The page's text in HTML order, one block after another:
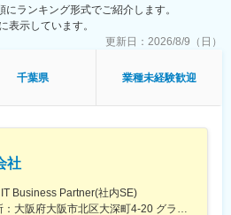
おります）
直行直帰型の勤務となりますが、各エリ
フィスがあるため、会議等やオフィスワ
％（2025年度）
し」取得
件あり・入社から7年間まで適用）
いくため、無理な提案や、飛び込み営業
開業医からのお問い合わせや既存のお客様
識・製薬企業としての倫理)が月に1度実
が可能な環境です。
ら始めていくため業界未経験の方でも安
ランキング形式でご紹介します。
表示しています。
更新日： 2026/8/9（日）
千葉県 業種未経験歓迎
社
Business Partner(社内SE)